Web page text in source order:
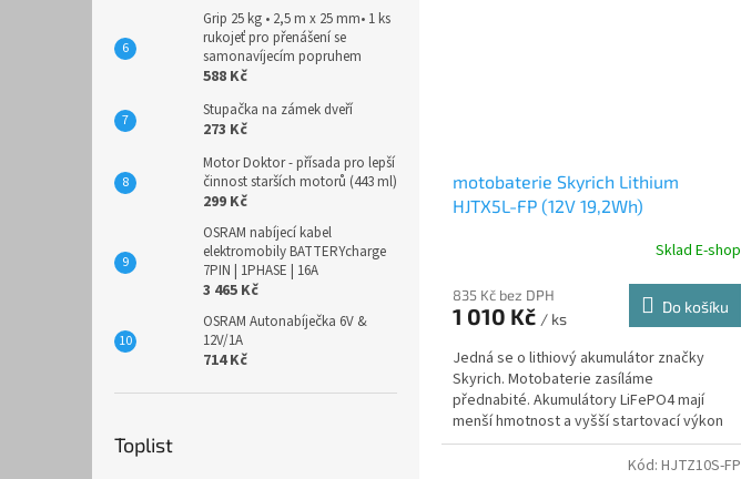
Grip 25 kg • 2,5 m x 25 mm• 1 ks
rukojeť pro přenášení se
samonavíjecím popruhem
588 Kč
Stupačka na zámek dveří
273 Kč
Motor Doktor - přísada pro lepší
činnost starších motorů (443 ml)
299 Kč
OSRAM nabíjecí kabel
elektromobily BATTERYcharge
7PIN | 1PHASE | 16A
3 465 Kč
OSRAM Autonabíječka 6V &
12V/1A
714 Kč
Toplist
motobaterie Skyrich Lithium
HJTX5L-FP (12V 19,2Wh)
Sklad E-shop
835 Kč bez DPH
1 010 Kč / ks
Do košíku
Jedná se o lithiový akumulátor značky
Skyrich. Motobaterie zasíláme
přednabité. Akumulátory LiFePO4 mají
menší hmotnost a vyšší startovací výkon
než...
Kód: HJTZ10S-FP